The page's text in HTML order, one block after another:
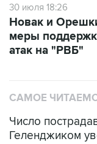
30 июля 18:26
Новак и
меры
атак на "РВБ"
САМОЕ
Число
Геленджиком